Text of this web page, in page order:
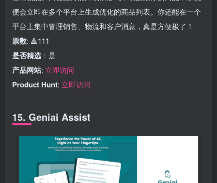
便会立即在多个平台上生成优化的商品列表。你还能在一个
平台上集中管理销售、物流和客户消息，真是方便极了！
票数: 🔺111
是否精选 ：是
产品网站: 立即访问
Product Hunt: 立即访问
15. Geniai Assist